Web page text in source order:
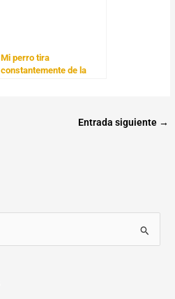
Mi perro tira
constantemente de la
Entrada siguiente →